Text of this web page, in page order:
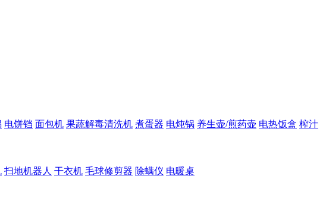
电饼铛 面包机 果蔬解毒清洗机 煮蛋器 电炖锅 养生壶/煎药壶 电热饭盒 榨汁
扫地机器人 干衣机 毛球修剪器 除螨仪 电暖桌